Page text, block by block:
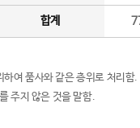
합계
하여 품사와 같은 층위로 처리함.
주지 않은 것을 말함.